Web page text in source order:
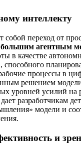
интеллекту
собой переход от
большим агентным
в качестве
способного
процессы в
решением модели
уровней усилий на
разработчикам
модели и
и